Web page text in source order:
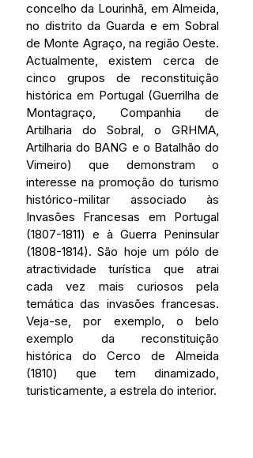
concelho da Lourinhã, em Almeida,
no distrito da Guarda e em Sobral
de Monte Agraço, na região Oeste.
Actualmente, existem cerca de
cinco grupos de reconstituição
histórica em Portugal (Guerrilha de
Montagraço, Companhia de
Artilharia do Sobral, o GRHMA,
Artilharia do BANG e o Batalhão do
Vimeiro) que demonstram o
interesse na promoção do turismo
histórico-militar associado às
Invasões Francesas em Portugal
(1807-1811) e à Guerra Peninsular
(1808-1814). São hoje um pólo de
atractividade turística que atrai
cada vez mais curiosos pela
temática das invasões francesas.
Veja-se, por exemplo, o belo
exemplo da reconstituição
histórica do Cerco de Almeida
(1810) que tem dinamizado,
turisticamente, a estrela do interior.